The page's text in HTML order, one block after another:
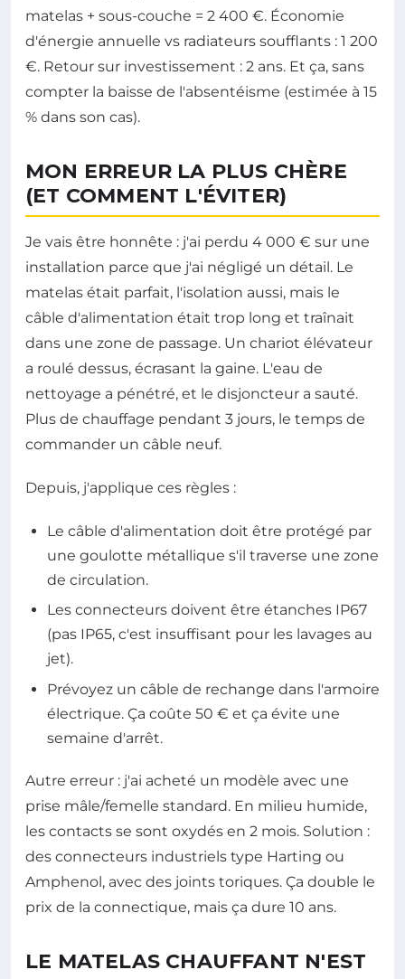
matelas + sous-couche = 2 400 €. Économie
d'énergie annuelle vs radiateurs soufflants : 1 200
€. Retour sur investissement : 2 ans. Et ça, sans
compter la baisse de l'absentéisme (estimée à 15
% dans son cas).
MON ERREUR LA PLUS CHÈRE
(ET COMMENT L'ÉVITER)
Je vais être honnête : j'ai perdu 4 000 € sur une
installation parce que j'ai négligé un détail. Le
matelas était parfait, l'isolation aussi, mais le
câble d'alimentation était trop long et traînait
dans une zone de passage. Un chariot élévateur
a roulé dessus, écrasant la gaine. L'eau de
nettoyage a pénétré, et le disjoncteur a sauté.
Plus de chauffage pendant 3 jours, le temps de
commander un câble neuf.
Depuis, j'applique ces règles :
Le câble d'alimentation doit être protégé par
une goulotte métallique s'il traverse une zone
de circulation.
Les connecteurs doivent être étanches IP67
(pas IP65, c'est insuffisant pour les lavages au
jet).
Prévoyez un câble de rechange dans l'armoire
électrique. Ça coûte 50 € et ça évite une
semaine d'arrêt.
Autre erreur : j'ai acheté un modèle avec une
prise mâle/femelle standard. En milieu humide,
les contacts se sont oxydés en 2 mois. Solution :
des connecteurs industriels type Harting ou
Amphenol, avec des joints toriques. Ça double le
prix de la connectique, mais ça dure 10 ans.
LE MATELAS CHAUFFANT N'EST